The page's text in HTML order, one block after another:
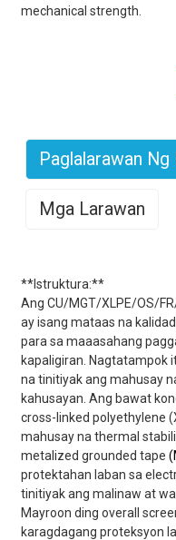
mechanical strength.
Paglalarawan
Mga Larawan
**Istruktura:**
Ang CU/MGT/XLPE/OS/
ay isang mataas na kalidad
para sa maaasahang
kapaligiran. Nagtatampok
na tinitiyak ang mahusay
kahusayan. Ang bawat
cross-linked polyethylene
mahusay na thermal
metalized grounded tape
protektahan laban sa
tinitiyak ang malinaw at
Mayroon ding overall
karagdagang proteksyon